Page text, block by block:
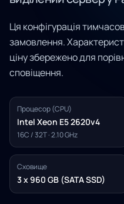
Ця конфігурація
замовлення.
ціну збережено для
сповіщення.
Процесор (CPU)
Intel Xeon E5 2620v4
16C / 32T · 2.10 GHz
Сховище
3 x 960 GB (SATA SSD)